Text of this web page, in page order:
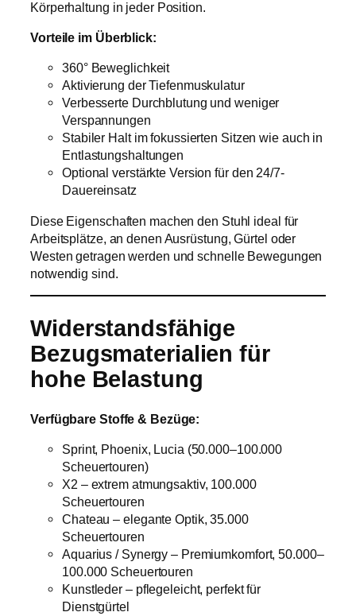
Körperhaltung in jeder Position.
Vorteile im Überblick:
360° Beweglichkeit
Aktivierung der Tiefenmuskulatur
Verbesserte Durchblutung und weniger
Verspannungen
Stabiler Halt im fokussierten Sitzen wie auch in
Entlastungshaltungen
Optional verstärkte Version für den 24/7-
Dauereinsatz
Diese Eigenschaften machen den Stuhl ideal für
Arbeitsplätze, an denen Ausrüstung, Gürtel oder
Westen getragen werden und schnelle Bewegungen
notwendig sind.
Widerstandsfähige
Bezugsmaterialien für
hohe Belastung
Verfügbare Stoffe & Bezüge:
Sprint, Phoenix, Lucia (50.000–100.000
Scheuertouren)
X2 – extrem atmungsaktiv, 100.000
Scheuertouren
Chateau – elegante Optik, 35.000
Scheuertouren
Aquarius / Synergy – Premiumkomfort, 50.000–
100.000 Scheuertouren
Kunstleder – pflegeleicht, perfekt für
Dienstgürtel